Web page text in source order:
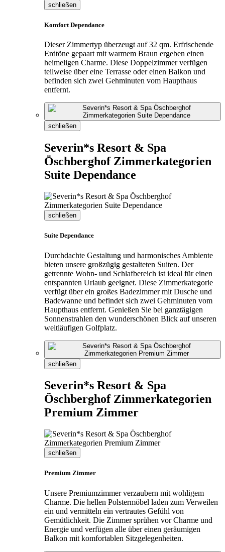
schließen
Komfort Dependance
Dieser Zimmertyp überzeugt auf 32 qm. Erfrischende
Erdtöne gepaart mit warmem Braun ergeben einen
heimeligen Charme. Diese Doppelzimmer verfügen
teilweise über eine Terrasse oder einen Balkon und
befinden sich zwei Gehminuten vom Haupthaus
entfernt.
schließen
Severin*s Resort & Spa
Öschberghof Zimmerkategorien
Suite Dependance
schließen
Suite Dependance
Durchdachte Gestaltung und harmonisches Ambiente
bieten unsere großzügig gestalteten Suiten. Der
getrennte Wohn- und Schlafbereich ist ideal für einen
entspannten Urlaub geeignet. Diese Zimmerkategorie
verfügt über ein großes Badezimmer mit Dusche und
Badewanne und befindet sich zwei Gehminuten vom
Haupthaus entfernt. Genießen Sie bei ganztägigen
Sonnenstrahlen den wunderschönen Blick auf unseren
weitläufigen Golfplatz.
schließen
Severin*s Resort & Spa
Öschberghof Zimmerkategorien
Premium Zimmer
schließen
Premium Zimmer
Unsere Premiumzimmer verzaubern mit wohligem
Charme. Die hellen Polstermöbel laden zum Verweilen
ein und vermitteln ein vertrautes Gefühl von
Gemütlichkeit. Die Zimmer sprühen vor Charme und
Energie und verfügen alle über einen geräumigen
Balkon mit komfortablen Sitzgelegenheiten.